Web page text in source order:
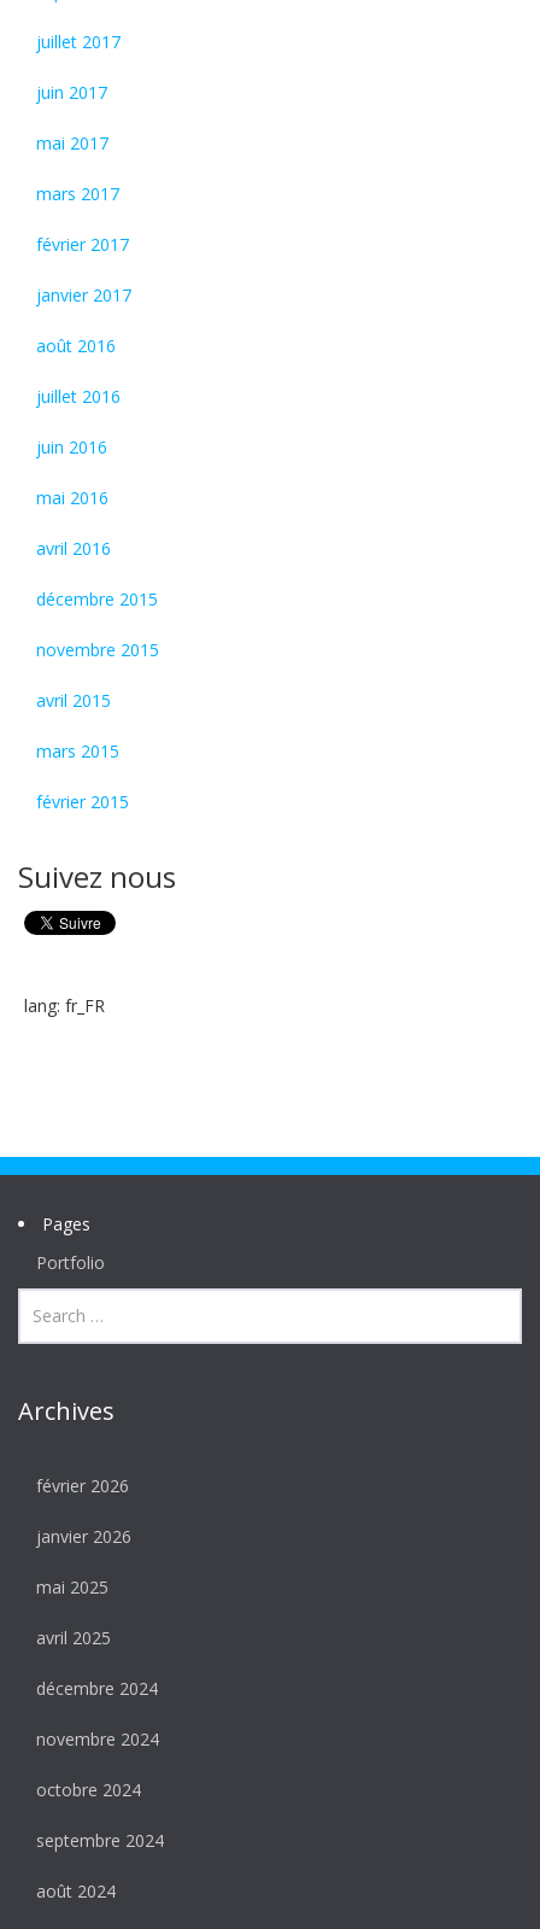
juillet 2017
juin 2017
mai 2017
mars 2017
février 2017
janvier 2017
août 2016
juillet 2016
juin 2016
mai 2016
avril 2016
décembre 2015
novembre 2015
avril 2015
mars 2015
février 2015
Suivez nous
lang: fr_FR
Pages
Portfolio
Archives
février 2026
janvier 2026
mai 2025
avril 2025
décembre 2024
novembre 2024
octobre 2024
septembre 2024
août 2024